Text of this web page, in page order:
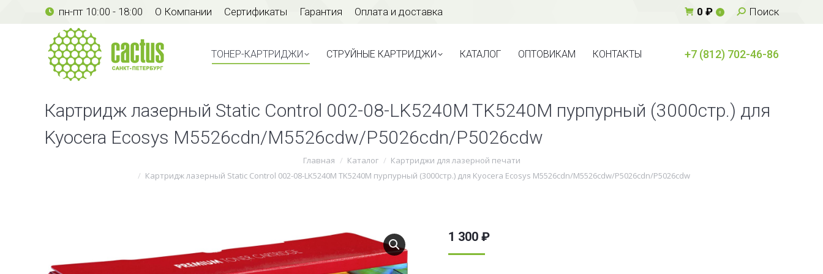
пн-пт 10:00 - 18:00 О Компании Сертификаты Гарантия Оплата и доставка 0 ₽ 0 Поиск:
Поиск
ТОНЕР-КАРТРИДЖИ СТРУЙНЫЕ КАРТРИДЖИ КАТАЛОГ ОПТОВИКАМ КОНТАКТЫ +7 (812) 702-46-86
Картридж лазерный Static Control 002-08-LK5240M TK5240M пурпурный (3000стр.) для
Kyocera Ecosys M5526cdn/M5526cdw/P5026cdn/P5026cdw
Главная Каталог
Картриджи для лазерной печати
Картридж лазерный Static Control 002-08-LK5240M TK5240M пурпурный (3000стр.) для Kyocera Ecosys M5526cdn/M5526cdw/P5026cdn/P5026cdw
1 300 ₽